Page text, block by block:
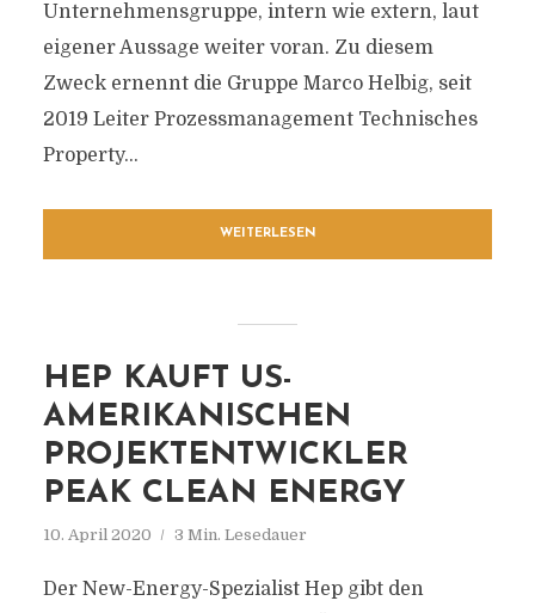
Unternehmensgruppe, intern wie extern, laut
eigener Aussage weiter voran. Zu diesem
Zweck ernennt die Gruppe Marco Helbig, seit
2019 Leiter Prozessmanagement Technisches
Property...
WEITERLESEN
HEP KAUFT US-
AMERIKANISCHEN
PROJEKTENTWICKLER
PEAK CLEAN ENERGY
10. April 2020 3 Min. Lesedauer
Der New-Energy-Spezialist Hep gibt den